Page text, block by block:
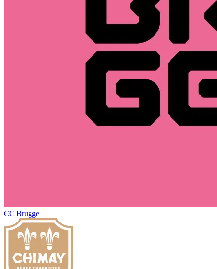
CC Brugge